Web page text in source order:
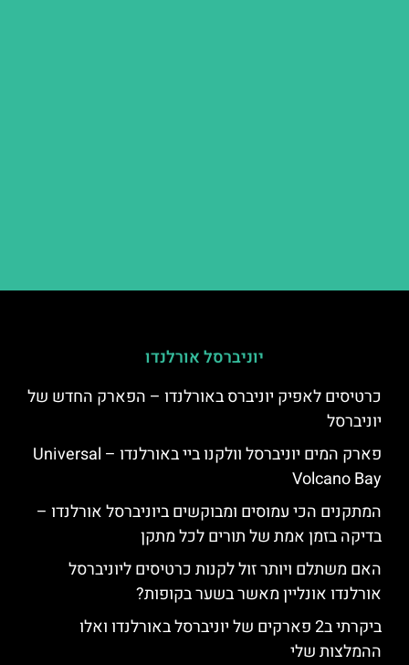
יוניברסל אורלנדו
כרטיסים לאפיק יוניברס באורלנדו – הפארק החדש של
יוניברסל
פארק המים יוניברסל וולקנו ביי באורלנדו – Universal
Volcano Bay
המתקנים הכי עמוסים ומבוקשים ביוניברסל אורלנדו –
בדיקה בזמן אמת של תורים לכל מתקן
האם משתלם ויותר זול לקנות כרטיסים ליוניברסל
אורלנדו אונליין מאשר בשער בקופות?
ביקרתי ב2 פארקים של יוניברסל באורלנדו ואלו
ההמלצות שלי